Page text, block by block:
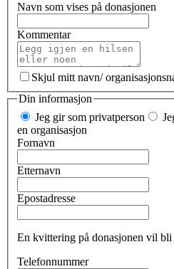
Navn som vises på donasjonen
Kommentar
Skjul mitt navn/
Din informasjon
Jeg gir som privatperson
en organisasjon
Fornavn
Etternavn
Epostadresse
En kvittering på donasjonen vil bli
Telefonnummer